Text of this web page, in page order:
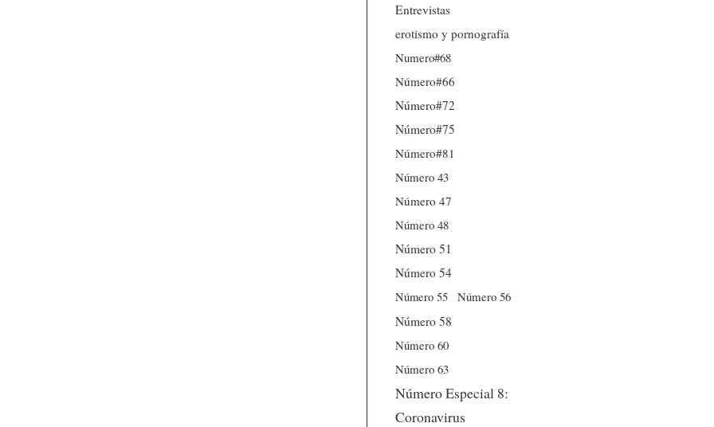
Entrevistas
erotismo y pornografía
Numero#68
Número#66
Número#72
Número#75
Número#81
Número 43
Número 47
Número 48
Número 51
Número 54
Número 55
Número 56
Número 58
Número 60
Número 63
Número Especial 8:
Coronavirus